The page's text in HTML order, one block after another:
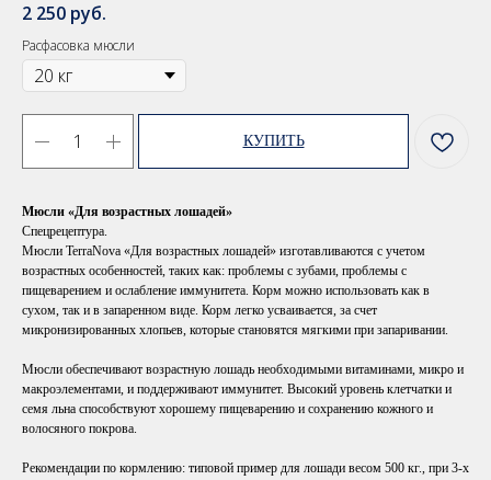
2 250 руб.
Расфасовка мюсли
КУПИТЬ
Мюсли «Для возрастных лошадей»
Спецрецептура.
Мюсли TerraNova «Для возрастных лошадей» изготавливаются с учетом
возрастных особенностей, таких как: проблемы с зубами, проблемы с
пищеварением и ослабление иммунитета. Корм можно использовать как в
сухом, так и в запаренном виде. Корм легко усваивается, за счет
микронизированных хлопьев, которые становятся мягкими при запаривании.
Мюсли обеспечивают возрастную лошадь необходимыми витаминами, микро и
макроэлементами, и поддерживают иммунитет. Высокий уровень клетчатки и
семя льна способствуют хорошему пищеварению и сохранению кожного и
волосяного покрова.
Рекомендации по кормлению: типовой пример для лошади весом 500 кг., при 3-х